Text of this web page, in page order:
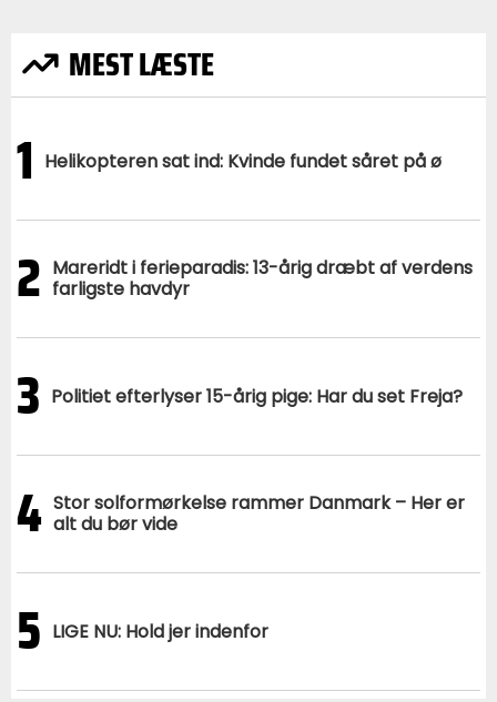
MEST LÆSTE
1 Helikopteren sat ind: Kvinde fundet såret på ø
2 Mareridt i ferieparadis: 13-årig dræbt af verdens
farligste havdyr
3 Politiet efterlyser 15-årig pige: Har du set Freja?
4 Stor solformørkelse rammer Danmark – Her er
alt du bør vide
5 LIGE NU: Hold jer indenfor